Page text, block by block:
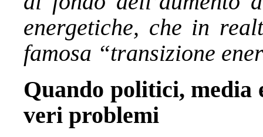
energetiche, che in
famosa “transizione
Quando politici, media
veri problemi